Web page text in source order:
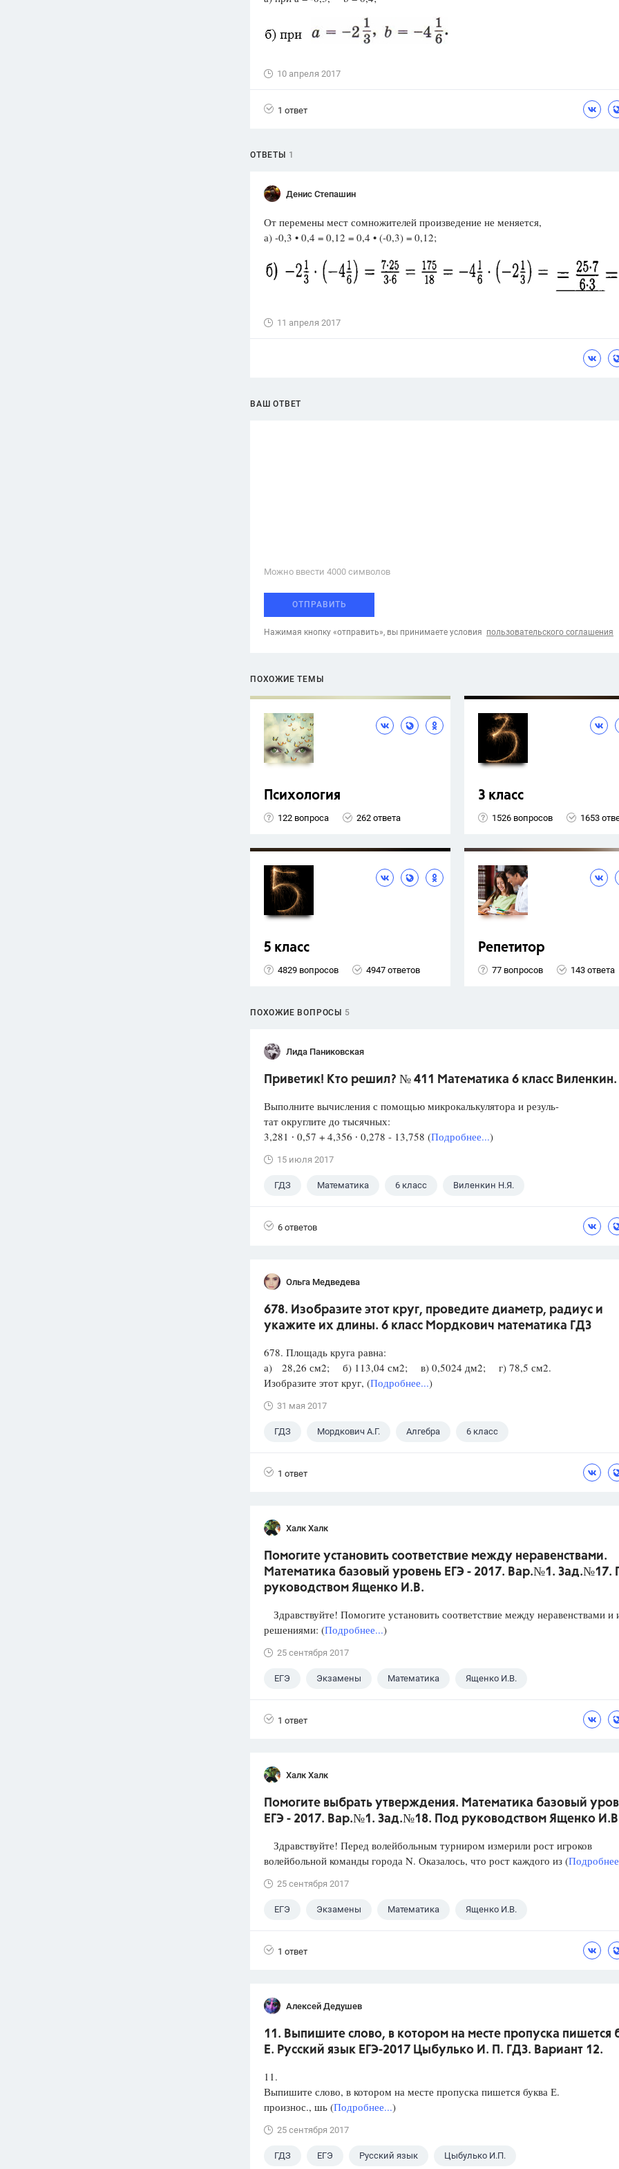
1752 ответа
ответа
1551 ответ
280 ответов
10 апреля 2017
1 ответ
ОТВЕТЫ 1
Денис Степашин
От перемены мест сомножителей произведе­ние не меняется,
а) -0,3 • 0,4 = 0,12 = 0,4 • (-0,3) = 0,12;
11 апреля 2017
ВАШ ОТВЕТ
Можно ввести 4000 cимволов
ОТПРАВИТЬ
Нажимая кнопку «отправить», вы принимаете условия пользовательского соглашения
ПОХОЖИЕ ТЕМЫ
Психология
122 вопроса 262 ответа
3 класс
1526 вопросов 1653
5 класс
4829 вопросов 4947 ответов
Репетитор
77 вопросов 143 ответа
ПОХОЖИЕ ВОПРОСЫ 5
Лида Паниковская
Приветик! Кто решил? № 411 Математика 6 класс Виленкин.
Выполните вычисления с помощью микрокалькулятора и резуль-
тат округлите до тысячных:
3,281 ∙ 0,57 + 4,356 ∙ 0,278 - 13,758 (Подробнее...)
15 июля 2017
ГДЗ Математика 6 класс Виленкин Н.Я.
6 ответов
Ольга Медведева
678. Изобразите этот круг, проведите диаметр, радиус и
укажите их длины. 6 класс Мордкович математика ГДЗ
678. Площадь круга равна:
а) 28,26 см2; б) 113,04 см2; в) 0,5024 дм2; г) 78,5 см2.
Изобразите этот круг, (Подробнее...)
31 мая 2017
ГДЗ Мордкович А.Г. Алгебра 6 класс
1 ответ
Халк Халк
Помогите установить соответствие между неравенствами.
Математика базовый уровень ЕГЭ - 2017. Вар.№1. Зад.№17.
руководством Ященко И.В.
Здравствуйте! Помогите установить соответствие между неравенствами и
решениями: (Подробнее...)
25 сентября 2017
ЕГЭ Экзамены Математика Ященко И.В.
1 ответ
Халк Халк
Помогите выбрать утверждения. Математика базовый
ЕГЭ - 2017. Вар.№1. Зад.№18. Под руководством Ященко
Здравствуйте! Перед волейбольным турниром измерили рост игроков
волейбольной команды города N. Оказалось, что рост каждого из (
25 сентября 2017
ЕГЭ Экзамены Математика Ященко И.В.
1 ответ
Алексей Дедушев
11. Выпишите слово, в котором на месте пропуска пишется
Е. Русский язык ЕГЭ-2017 Цыбулько И. П. ГДЗ. Вариант 12.
11.
Выпишите слово, в котором на месте пропуска пишется буква Е.
произнос., шь (Подробнее...)
25 сентября 2017
ГДЗ ЕГЭ Русский язык Цыбулько И.П.